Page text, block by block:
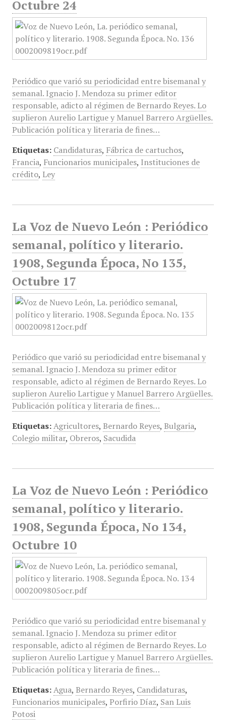
Octubre 24
Periódico que varió su periodicidad entre bisemanal y
semanal. Ignacio J. Mendoza su primer editor
responsable, adicto al régimen de Bernardo Reyes. Lo
suplieron Aurelio Lartigue y Manuel Barrero Argüelles.
Publicación política y literaria de fines…
Etiquetas: Candidaturas, Fábrica de cartuchos,
Francia, Funcionarios municipales, Instituciones de
crédito, Ley
La Voz de Nuevo León : Periódico
semanal, político y literario.
1908, Segunda Época, No 135,
Octubre 17
Periódico que varió su periodicidad entre bisemanal y
semanal. Ignacio J. Mendoza su primer editor
responsable, adicto al régimen de Bernardo Reyes. Lo
suplieron Aurelio Lartigue y Manuel Barrero Argüelles.
Publicación política y literaria de fines…
Etiquetas: Agricultores, Bernardo Reyes, Bulgaria,
Colegio militar, Obreros, Sacudida
La Voz de Nuevo León : Periódico
semanal, político y literario.
1908, Segunda Época, No 134,
Octubre 10
Periódico que varió su periodicidad entre bisemanal y
semanal. Ignacio J. Mendoza su primer editor
responsable, adicto al régimen de Bernardo Reyes. Lo
suplieron Aurelio Lartigue y Manuel Barrero Argüelles.
Publicación política y literaria de fines…
Etiquetas: Agua, Bernardo Reyes, Candidaturas,
Funcionarios municipales, Porfirio Díaz, San Luis
Potosi